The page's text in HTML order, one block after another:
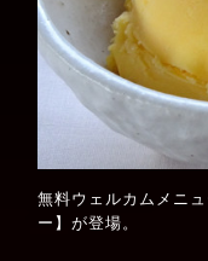
無料ウェルカムメニ
ー】が登場。